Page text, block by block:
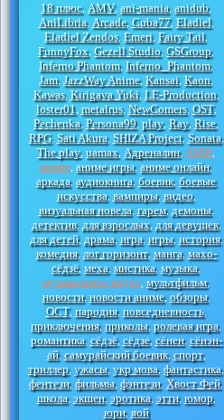
18 плюс, AMV, ani-mania, anidub,
AniLibria, Arcade, Cuba77, Eladiel,
Eladiel Zendos, Emeri, Fairy Tail,
FunnyFox, Gezell Studio, GSGroup,
Inferno Phantom, Inferno_Phantom,
Jam, JazzWay Anime, Kansai, Kaon,
Kawas, Kirigava Yuki, LE-Production,
loster01, metalrus, NewComers, OST,
Pechenka, Persona99, play, Ray, Rise,
RPG, Sati Akura, SHIZA Project, Sonata,
The play, uamax, Адреналин, АМВ
аниме аниме игры, аниме онлайн,
аркада, аудиокнига, боевик, боевые
искусства, вампиры, видео,
визуальная новела, гарем, демоны,
детектив, для взрослых, для девушек,
для детей, драма, игра, игры, история,
комедия, лог горизонт, манга, махо-
сёдзё, меха, мистика, музыка,
музыкальное видео мультфильм,
новости, новости аниме, обзоры,
ОСТ, пародия, повседневность,
приключения, приколы, ролевая игра,
романтика, сёдзё, сёдзе, сёнен, сёнэн-
ай, самурайский боевик, спорт,
триллер, ужасы, укр мова, фантастика,
фентези, фильмы, фэнтези, Хвост Фей,
школа, экшен, эротика, этти, юмор,
юри, яой